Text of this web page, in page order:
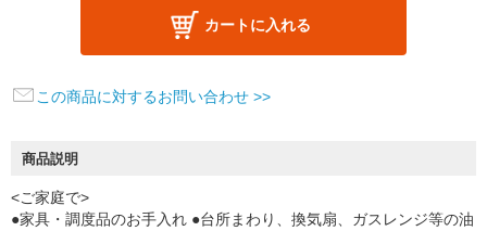
カートに入れる
この商品に対するお問い合わせ >>
商品説明
<ご家庭で>
●家具・調度品のお手入れ ●台所まわり、換気扇、ガスレンジ等の油